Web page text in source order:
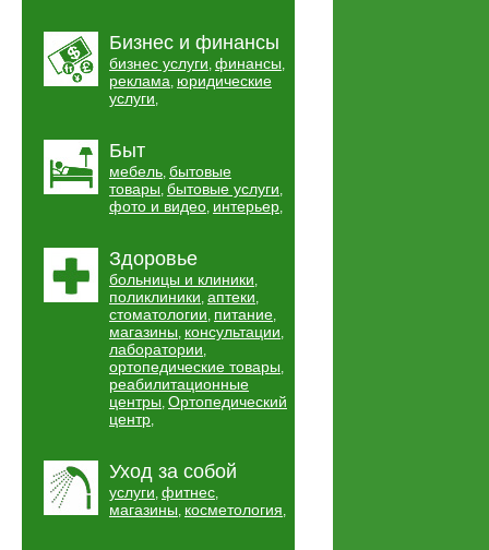
Бизнес и финансы
бизнес услуги, финансы,
реклама, юридические
услуги,
Быт
мебель, бытовые
товары, бытовые услуги,
фото и видео, интерьер,
Здоровье
больницы и клиники,
поликлиники, аптеки,
стоматологии, питание,
магазины, консультации,
лаборатории,
ортопедические товары,
реабилитационные
центры, Ортопедический
центр,
Уход за собой
услуги, фитнес,
магазины, косметология,